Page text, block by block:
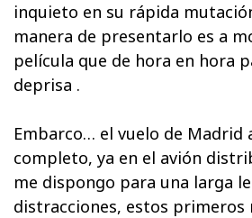
inquieto en su rápida
manera de presentarlo es a
película que de hora en hora
deprisa .
Embarco… el vuelo de Madrid
completo, ya en el avión
me dispongo para una larga
distracciones, estos primeros